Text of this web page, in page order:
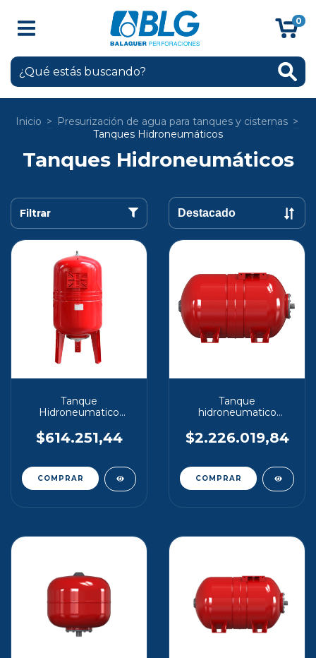
0
Inicio > Presurización de agua para tanques y cisternas >
Tanques Hidroneumáticos
Tanques Hidroneumáticos
Filtrar
Tanque
Hidroneumatico
Vertical
$614.251,44
Tanque
hidroneumatico
Horizontal
$2.226.019,84